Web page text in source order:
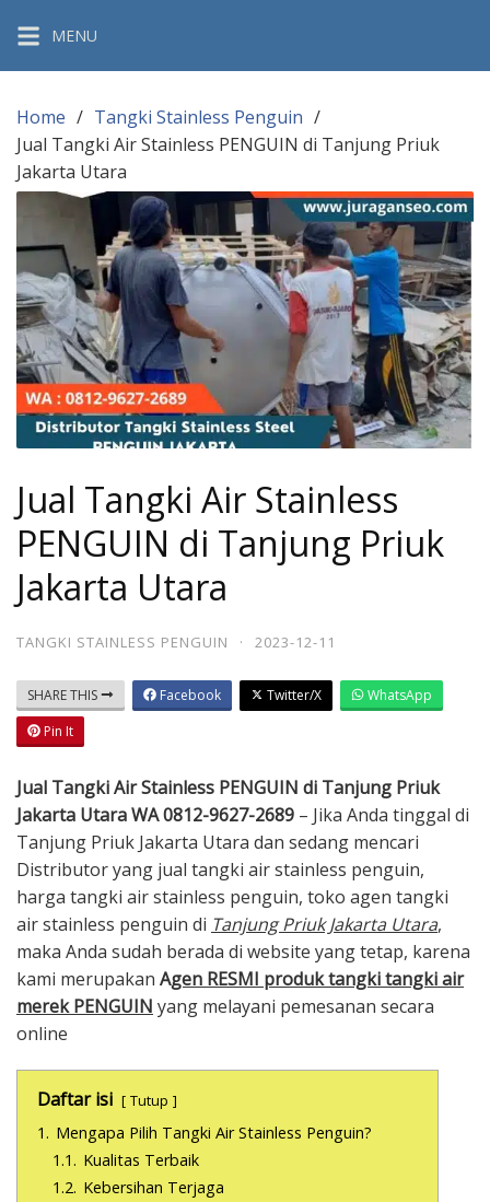
content
MENU
Home
Tangki Stainless Penguin
Jual Tangki Air Stainless PENGUIN di Tanjung Priuk
Jakarta Utara
Jual Tangki Air Stainless
PENGUIN di Tanjung Priuk
Jakarta Utara
TANGKI STAINLESS PENGUIN · 2023-12-11
SHARE THIS Facebook Twitter/X
WhatsApp
Pin It
Jual Tangki Air Stainless PENGUIN di Tanjung Priuk
Jakarta Utara WA 0812-9627-2689 – Jika Anda tinggal di
Tanjung Priuk Jakarta Utara dan sedang mencari
Distributor yang jual tangki air stainless penguin,
harga tangki air stainless penguin, toko agen tangki
air stainless penguin di Tanjung Priuk Jakarta Utara,
maka Anda sudah berada di website yang tetap, karena
kami merupakan Agen RESMI produk tangki tangki air
merek PENGUIN yang melayani pemesanan secara
online
Daftar isi Tutup
1. Mengapa Pilih Tangki Air Stainless Penguin?
1.1. Kualitas Terbaik
1.2. Kebersihan Terjaga